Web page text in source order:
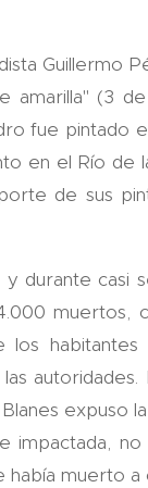
Guillermo
amarilla" (3
fue pintado
en el Río de
de sus
durante casi
muertos,
los
las
expuso
impactada,
había muerto a